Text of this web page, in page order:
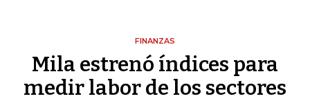
FINANZAS
Mila estrenó índices para
medir labor de los sectores